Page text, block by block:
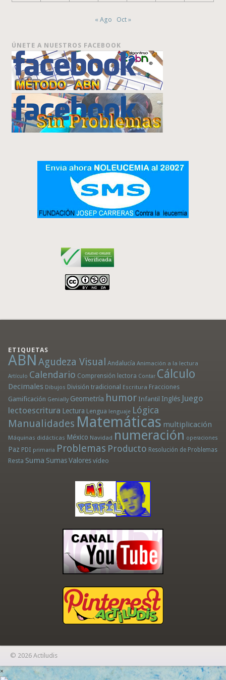
« Ago Oct »
ÚNETE A NUESTROS FACEBOOK
ETIQUETAS
ABN Agudeza Visual Andalucía Animación a la lectura
Artículo Calendario Comprensión lectora Contar Cálculo
Decimales Dibujos División tradicional Escritura Fracciones
Gamificación Genially Geometría humor Infantil Inglés Juego
lectoescritura Lectura Lengua lenguaje Lógica
Manualidades Matemáticas multiplicación
Máquinas didácticas México Navidad numeración operaciones
Paz PDI primaria Problemas Producto Resolución de Problemas
Resta Suma Sumas Valores vídeo
© 2026 Actiludis
×